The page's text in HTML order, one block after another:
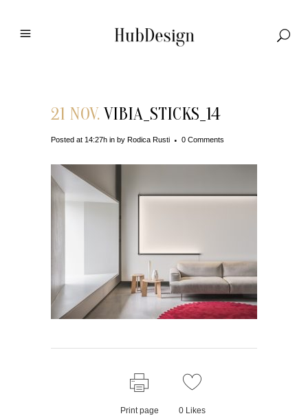
21 NOV. VIBIA_STICKS_14
Posted at 14:27h in by Rodica Rusti 0 Comments
Print page 0Likes